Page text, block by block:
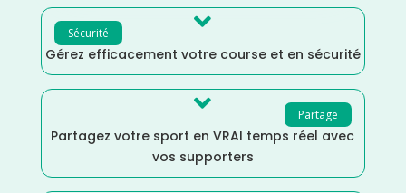
Sécurité 
Gérez efficacement votre course et en sécurité
Partage

Partagez votre sport en VRAI temps réel avec
vos supporters